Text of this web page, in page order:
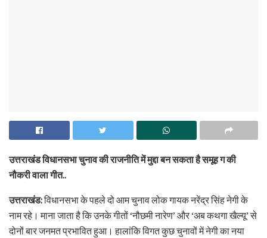
उत्तराखंड विधानसभा चुनाव की राजनीति में मुद्दा बन सकता है समूह ग की
नौकरी वाला गीत..
उत्तराखंड:विधानसभा के पहले दो आम चुनाव लोक गायक नरेंद्र सिंह नेगी के
नाम रहे। माना जाता है कि उनके गीतों ‘नौछमी नारेण’ और ‘अब कथगा खैल्यू’ से
दोनों बार जनमत प्रभावित हुआ। हालांकि विगत कुछ चुनावों में नेगी का नया